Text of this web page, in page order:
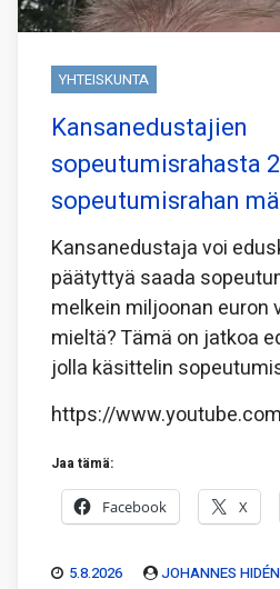
YHTEISKUNTA
Kansanedustajien
sopeutumisrahasta
sopeutumisrahan
Kansanedustaja voi
päätyttyä saada
melkein miljoonan euron
mieltä? Tämä on jatkoa
jolla käsittelin
https://
Jaa tämä:
Facebook X
5.8.2026 JOHANNES HIDÉN